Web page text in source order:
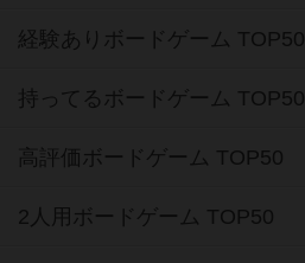
経験ありボードゲーム TOP50
持ってるボードゲーム TOP50
高評価ボードゲーム TOP50
2人用ボードゲーム TOP50